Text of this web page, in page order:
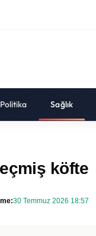
Politika Sağlık
köfte
30 Temmuz 2026 18:57